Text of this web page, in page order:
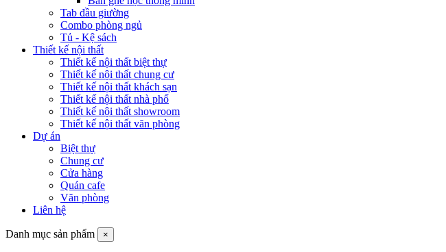
Tab đầu giường
Combo phòng ngủ
Tủ - Kệ sách
Thiết kế nội thất
Thiết kế nội thất biệt thự
Thiết kế nội thất chung cư
Thiết kế nội thất khách sạn
Thiết kế nội thất nhà phố
Thiết kế nội thất showroom
Thiết kế nội thất văn phòng
Dự án
Biệt thự
Chung cư
Cửa hàng
Quán cafe
Văn phòng
Liên hệ
Danh mục sản phẩm ×